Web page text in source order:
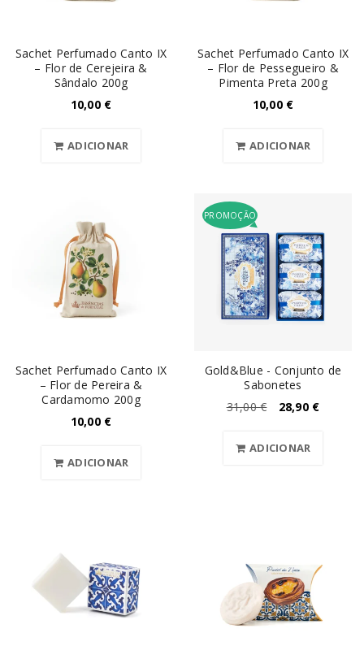
Sachet Perfumado Canto IX
– Flor de Cerejeira &
Sândalo 200g
10,00 €
ADICIONAR
Sachet Perfumado Canto IX
– Flor de Pessegueiro &
Pimenta Preta 200g
10,00 €
ADICIONAR
Sachet Perfumado Canto IX
– Flor de Pereira &
Cardamomo 200g
10,00 €
ADICIONAR
PROMOÇÃO
Gold&Blue - Conjunto de
Sabonetes
31,00€ 28,90 €
ADICIONAR